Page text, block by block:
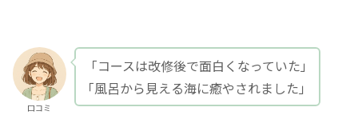
口コミ
「コースは改修後で面白くなっていた」
「風呂から見える海に癒やされました」